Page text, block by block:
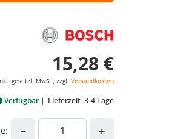
15,28 €
gesetzl. MwSt., zzgl. Versandkosten
Verfügbar Lieferzeit: 3-4 Tage
− +